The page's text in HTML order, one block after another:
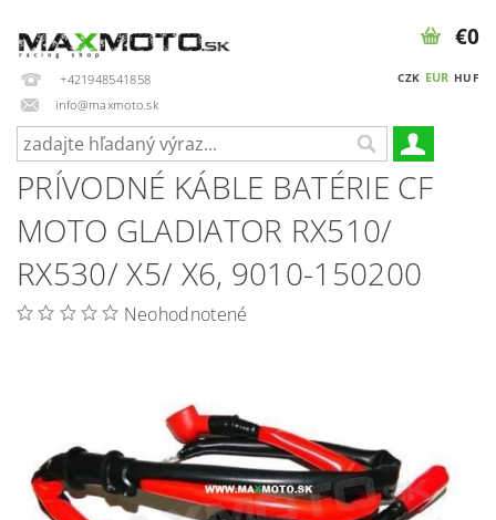
+421948541858
info@maxmoto.sk
CZK EUR HUF
€0
PRÍVODNÉ KÁBLE BATÉRIE CF
MOTO GLADIATOR RX510/
RX530/ X5/ X6, 9010-150200
Neohodnotené